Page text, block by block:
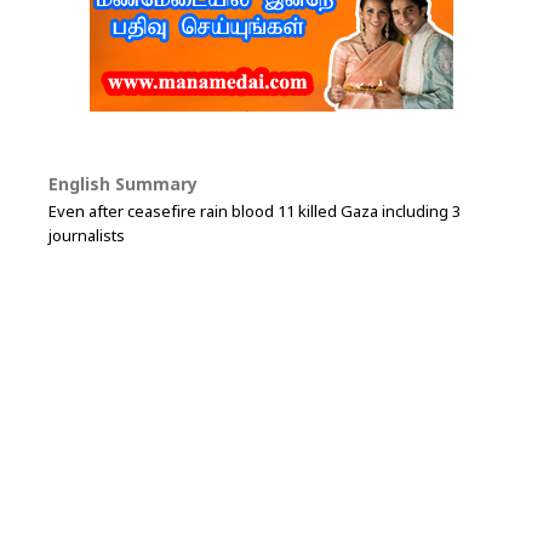
English Summary
Even after ceasefire rain blood 11 killed Gaza including 3
journalists